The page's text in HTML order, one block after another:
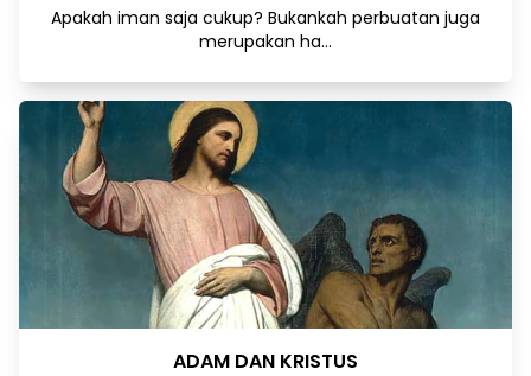
Apakah iman saja cukup? Bukankah perbuatan juga
merupakan ha...
ADAM DAN KRISTUS